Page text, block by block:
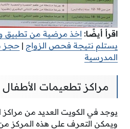
اقرأ أيضًا: اخذ مرضية من تطبيق
يستلم نتيجة فحص الزواج | حجز
المدرسية
مراكز تطعيمات
يوجد في الكويت العديد من مراكز
ويمكن التعرف على هذه المركز